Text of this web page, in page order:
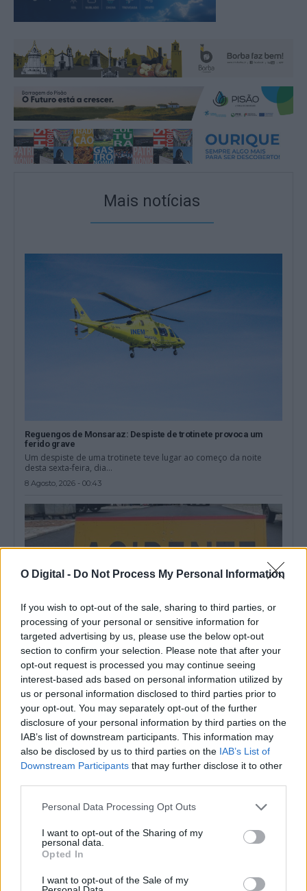
O Digital - Do Not Process My Personal Information
If you wish to opt-out of the sale, sharing to third parties, or
processing of your personal or sensitive information for
targeted advertising by us, please use the below opt-out
section to confirm your selection. Please note that after your
opt-out request is processed you may continue seeing
interest-based ads based on personal information utilized by
us or personal information disclosed to third parties prior to
your opt-out. You may separately opt-out of the further
disclosure of your personal information by third parties on the
IAB’s list of downstream participants. This information may
also be disclosed by us to third parties on the IAB’s List of
Downstream Participants that may further disclose it to other
Personal Data Processing Opt Outs
I want to opt-out of the Sharing of my
personal data.
Opted In
I want to opt-out of the Sale of my
Mais notícias
Reguengos de Monsaraz: Despiste de trotinete provoca um
ferido grave
Um despiste de uma trotinete teve lugar ao começo da noite
desta sexta-feira, dia...
8 Agosto, 2026 - 00:43
Aljustrel: Despiste perto de Jungeiros provoca dois feridos, um
deles grave
Um despiste de um ligeiro de passageiros teve lugar esta tarde,
na Estrada Municipal...
6 Agosto, 2026 - 17:13